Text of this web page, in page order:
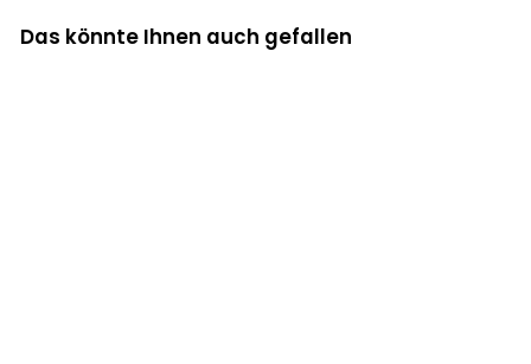
Das könnte Ihnen auch gefallen